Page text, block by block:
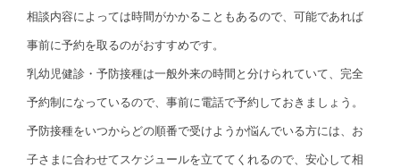
相談内容によっては時間がかかることもあるので、可能であれば
事前に予約を取るのがおすすめです。
乳幼児健診・予防接種は一般外来の時間と分けられていて、完全
予約制になっているので、事前に電話で予約しておきましょう。
予防接種をいつからどの順番で受けようか悩んでいる方には、お
子さまに合わせてスケジュールを立ててくれるので、安心して相